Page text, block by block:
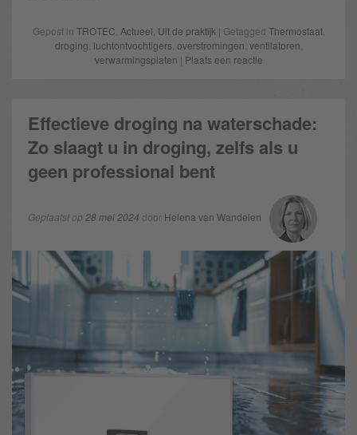
Gepost in TROTEC Actueel Uit de praktijk | Getagged Thermostaat,
droging luchtontvochtigers overstromingen ventilatoren
verwarmingsplaten | Plaats een reactie
Effectieve droging na waterschade:
Zo slaagt u in droging, zelfs als u
geen professional bent
Geplaatst op 28 mei 2024 door Helena van Wandelen